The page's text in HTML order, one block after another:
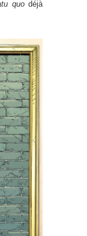
quodéjà